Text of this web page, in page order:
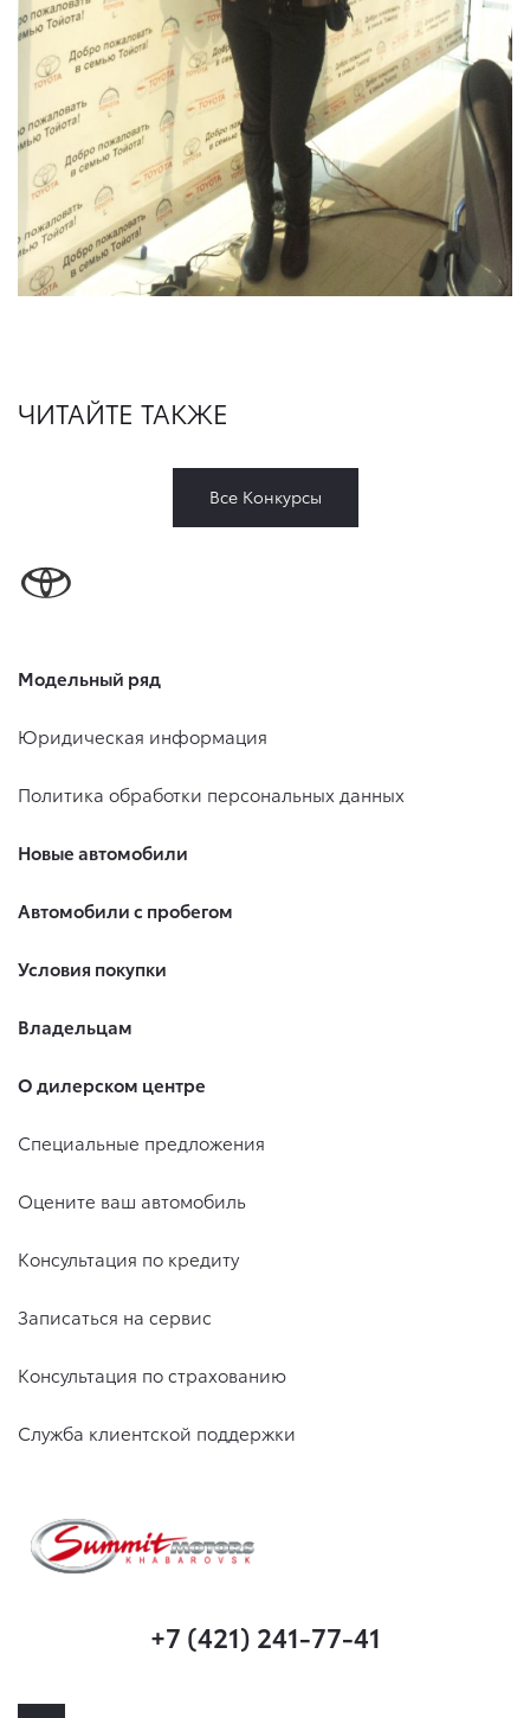
ЧИТАЙТЕ ТАКЖЕ
Все Конкурсы
Модельный ряд
Юридическая информация
Политика обработки персональных данных
Новые автомобили
Автомобили с пробегом
Условия покупки
Владельцам
О дилерском центре
Специальные предложения
Оцените ваш автомобиль
Консультация по кредиту
Записаться на сервис
Консультация по страхованию
Служба клиентской поддержки
+7 (421) 241-77-41